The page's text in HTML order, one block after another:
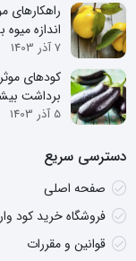
اندازه میوه
7 آذر 1403
کودهای
برداشت
5 آذر 1403
دسترسی سریع
صفحه اصلی
فروشگاه خرید کود
قوانین و مقررات